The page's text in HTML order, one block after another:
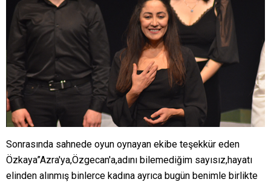
Sonrasında sahnede oyun oynayan ekibe teşekkür eden
Özkaya”Azra'ya,Özgecan'a,adını bilemediğim sayısız,hayatı
elinden alınmış binlerce kadına ayrıca bugün benimle birlikte